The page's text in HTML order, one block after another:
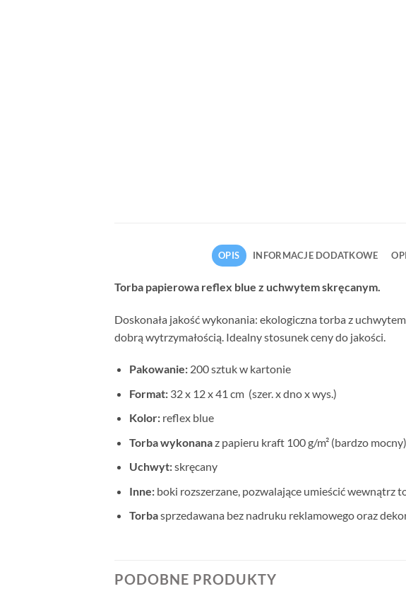
OPIS INFORMACJE DODATKOWE
Torba papierowa reflex blue z uchwytem skręcanym.
Doskonała jakość wykonania: ekologiczna torba z
dobrą wytrzymałością. Idealny stosunek ceny do jakości.
Pakowanie:200 sztuk w kartonie
Format: 32 x 12 x 41 cm(szer. x dno x wys.)
Kolor:reflex blue
Torba wykonanaz papieru kraft 100 g/m² (bardzo mocny)
Uchwyt:skręcany
Inne:boki rozszerzane, pozwalające umieścić wewnątrz
Torbasprzedawana bez nadruku reklamowego oraz
PODOBNE PRODUKTY